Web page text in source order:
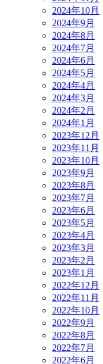
2024年10月
2024年9月
2024年8月
2024年7月
2024年6月
2024年5月
2024年4月
2024年3月
2024年2月
2024年1月
2023年12月
2023年11月
2023年10月
2023年9月
2023年8月
2023年7月
2023年6月
2023年5月
2023年4月
2023年3月
2023年2月
2023年1月
2022年12月
2022年11月
2022年10月
2022年9月
2022年8月
2022年7月
2022年6月